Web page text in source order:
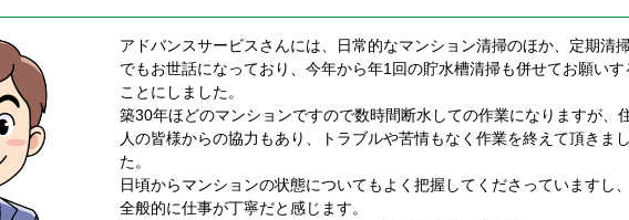
アドバンスサービスさんには、日常的なマンション清掃のほか、定期清
でもお世話になっており、今年から年1回の貯水槽清掃も併せてお願いす
ことにしました。
築30年ほどのマンションですので数時間断水しての作業になりますが、
人の皆様からの協力もあり、トラブルや苦情もなく作業を終えて頂きま
た。
日頃からマンションの状態についてもよく把握してくださっていますし
全般的に仕事が丁寧だと感じます。